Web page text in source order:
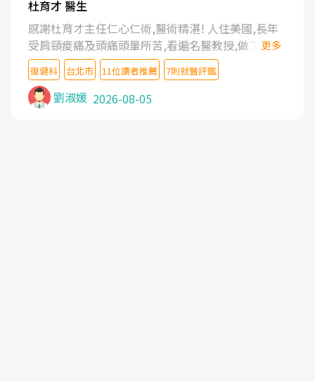
杜育才 醫生
感謝杜育才主任仁心仁術,醫術精湛! 人住美國,長年
受肩頸痠痛及頭痛頭暈所苦,看遍名醫教授,做了各種
檢查,也嘗試過西醫打針,中醫針灸及物理徒手治療都
沒有用,後來連吃到嗎啡類止痛藥都效果有限,只是壓
症狀,沒多久就痛起來,多年失眠嚴重影響生活品質.
台灣親友介紹忠孝醫院杜育才主任是頸頭症候群專
更多
復健科 台北市 11位讀者推薦 7則就醫評鑑
劉淑媛 2026-08-05